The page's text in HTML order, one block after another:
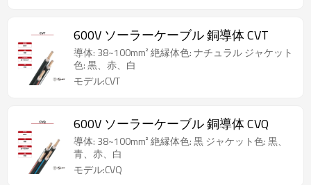
600V ソーラーケーブル 銅導体 CVT
導体: 38~100mm² 絶縁体色: ナチュラル ジャケット
色: 黒、赤、白
モデル:CVT
600V ソーラーケーブル 銅導体 CVQ
導体: 38~100mm² 絶縁体色: 黒 ジャケット色: 黒、
青、赤、白
モデル:CVQ